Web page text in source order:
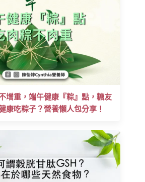
增重，端午健康『粽』點，糖友
康吃粽子？營養懶人包分享！